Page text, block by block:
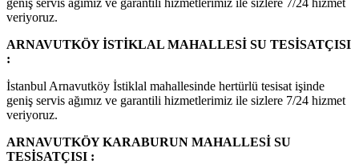
veriyoruz.
ARNAVUTKÖY İSTİKLAL MAHALLESİ SU TESİSATÇISI
:
İstanbul Arnavutköy İstiklal mahallesinde hertürlü tesisat işinde
geniş servis ağımız ve garantili hizmetlerimiz ile sizlere 7/24 hizmet
veriyoruz.
ARNAVUTKÖY KARABURUN MAHALLESİ SU
TESİSATÇISI :